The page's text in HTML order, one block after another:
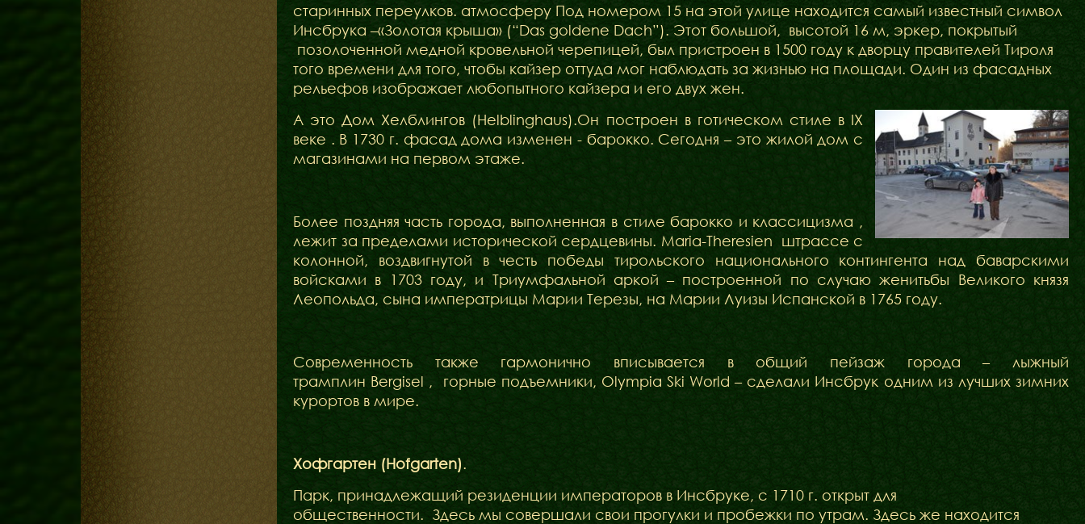
старинных переулков. атмосферу Под номером 15 на этой улице находится самый известный символ
Инсбрука –«Золотая крыша» (“Das goldene Dach”). Этот большой, высотой 16 м, эркер, покрытый
позолоченной медной кровельной черепицей, был пристроен в 1500 году к дворцу правителей Тироля
того времени для того, чтобы кайзер оттуда мог наблюдать за жизнью на площади. Один из фасадных
рельефов изображает любопытного кайзера и его двух жен.
А это Дом Хелблингов (Helblinghaus).Он построен в готическом стиле в IX
веке . В 1730 г. фасад дома изменен - барокко. Сегодня – это жилой дом с
магазинами на первом этаже.
Более поздняя часть города, выполненная в стиле барокко и классицизма ,
лежит за пределами исторической сердцевины. Maria-Theresien штрассе с
колонной, воздвигнутой в честь победы тирольского национального контингента над баварскими
войсками в 1703 году, и Триумфальной аркой – построенной по случаю женитьбы Великого князя
Леопольда, сына императрицы Марии Терезы, на Марии Луизы Испанской в 1765 году.
Современность также гармонично вписывается в общий пейзаж города – лыжный
трамплин Bergisel , горные подъемники, Olympia Ski World – сделали Инсбрук одним из лучших зимних
курортов в мире.
Хофгартен (Hofgarten).
Парк, принадлежащий резиденции императоров в Инсбруке, с 1710 г. открыт для
общественности. Здесь мы совершали свои прогулки и пробежки по утрам. Здесь же находится